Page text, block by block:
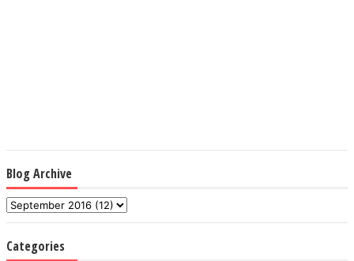
Blog Archive
Categories